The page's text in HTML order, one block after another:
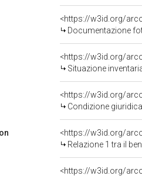
Documentazione
<https://w3id.org/
Situazione
Condizione
<https://w3id.org/
Relazione 1 tra il
<https://w3id.org/